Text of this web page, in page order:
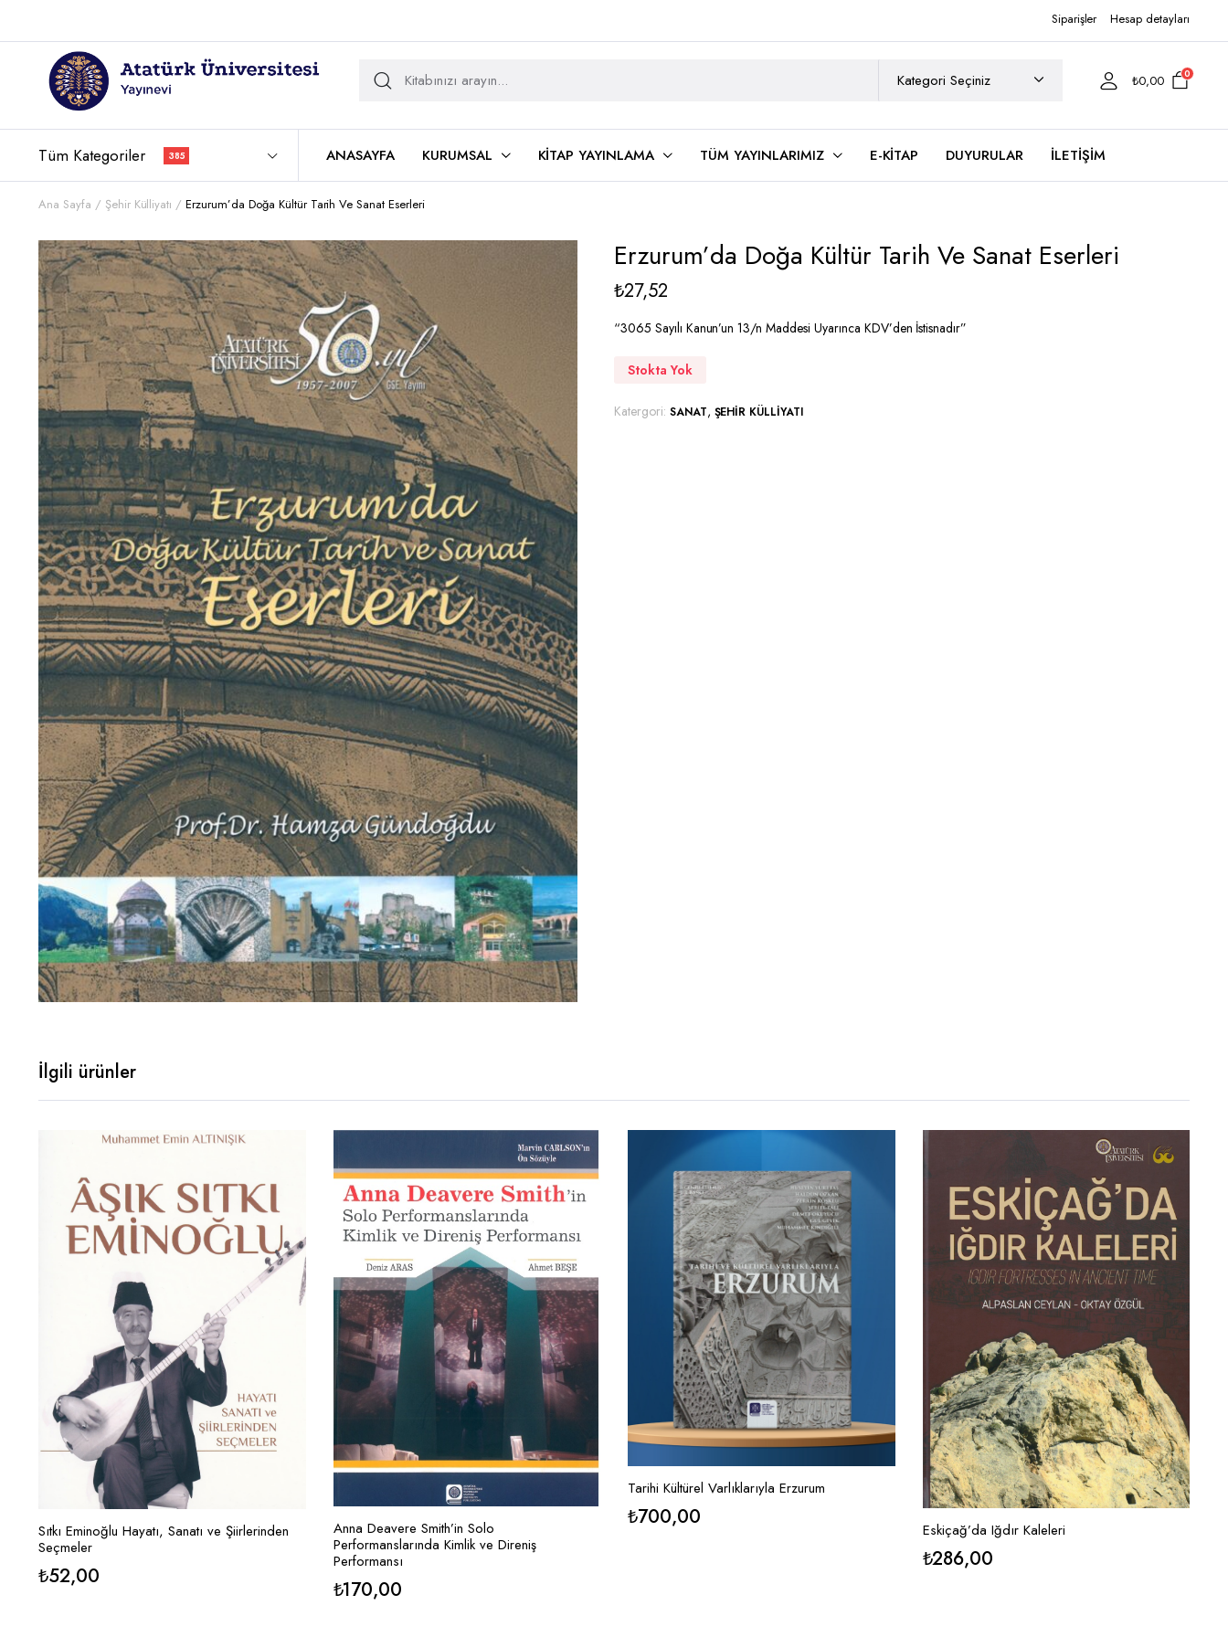
Siparişler Hesap detayları
₺0,00 0
Tüm Kategoriler 385 ANASAYFA KURUMSAL KITAP YAYINLAMA TÜM YAYINLARIMIZ E-KITAP DUYURULAR İLETIŞIM
Ana Sayfa Şehir Külliyatı Erzurum’da Doğa Kültür Tarih Ve Sanat Eserleri
Erzurum’da Doğa Kültür Tarih Ve Sanat Eserleri
₺27,52
“3065 Sayılı Kanun’un 13/n Maddesi Uyarınca KDV’den İstisnadır”
Stokta Yok
Katergori: SANAT, ŞEHIR KÜLLIYATI
İlgili ürünler
Sıtkı Eminoğlu Hayatı, Sanatı ve Şiirlerinden
Seçmeler
₺52,00
Anna Deavere Smith’in Solo
Performanslarında Kimlik ve Direniş
Performansı
₺170,00
Tarihi Kültürel Varlıklarıyla Erzurum
₺700,00 Eskiçağ’da Iğdır Kaleleri
₺286,00